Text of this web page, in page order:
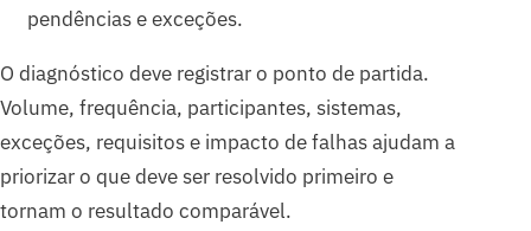
pendências e exceções.
O diagnóstico deve registrar o ponto de partida.
Volume, frequência, participantes, sistemas,
exceções, requisitos e impacto de falhas ajudam a
priorizar o que deve ser resolvido primeiro e
tornam o resultado comparável.